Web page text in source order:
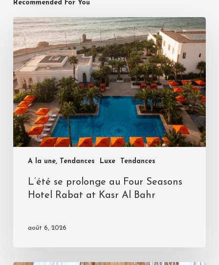
Recommended For You
A la une, Tendances Luxe Tendances
L’été se prolonge au Four Seasons
Hotel Rabat at Kasr Al Bahr
août 6, 2026